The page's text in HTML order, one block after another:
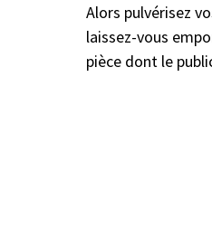
Alors pulvérisez
laissez-vous
pièce dont le